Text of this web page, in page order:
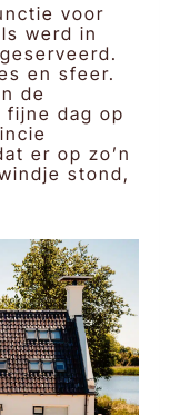
voor
werd in
en sfeer.
de
fijne dag op
er op zo’n
stond,